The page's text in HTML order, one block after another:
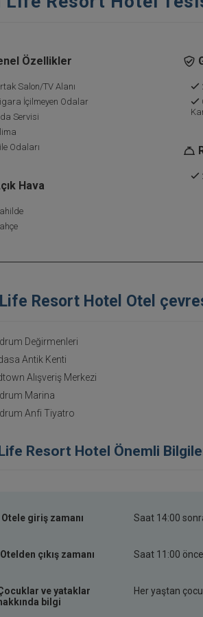
Özellikler
Salon/TV Alanı
İçilmeyen Odalar
Servisi
Odaları
Hava
Resort Hotel Otel
Değirmenleri
Antik Kenti
Alışveriş Merkezi
Marina
Anfi Tiyatro
Resort Hotel Önemli
Otele giriş zamanı Saat 14:00
Otelden çıkış zamanı Saat 11:00
ve yataklar
hakkında bilgi
Her yaştan